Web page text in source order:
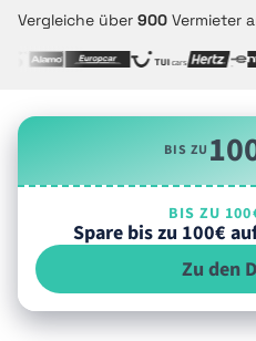
Vergleiche über 900 Vermieter
BIS ZU
BIS ZU
Spare bis zu 100€
Zu den